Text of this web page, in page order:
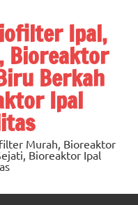
Ipal,
Bioreaktor
Berkah
Ipal
Murah, Bioreaktor
Bioreaktor Ipal